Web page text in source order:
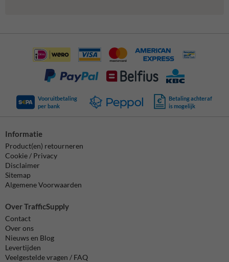
Vooruitbetaling
per bank
Betaling achteraf
is mogelijk
Informatie
Product(en) retourneren
Cookie / Privacy
Disclaimer
Sitemap
Algemene Voorwaarden
Over TrafficSupply
Contact
Over ons
Nieuws en Blog
Levertijden
Veelgestelde vragen / FAQ